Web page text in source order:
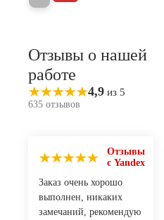
Отзывы о нашей
работе
4,9 из 5
635 отзывов
Отзывы
с Yandex
Заказ очень хорошо
выполнен, никаких
замечаний, рекомендую